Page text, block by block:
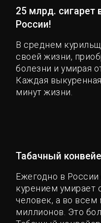
25 млрд. сигарет
России!
В среднем
своей жизни,
болезни и умирая
Каждая
минут жизни.
Табачный
Ежегодно в
курением умирает
человек, а во
миллионов. Это